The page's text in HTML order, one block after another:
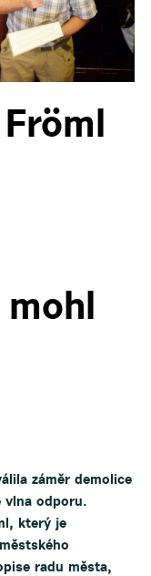
záměr demolice
vlna odporu.
který je
radu města,